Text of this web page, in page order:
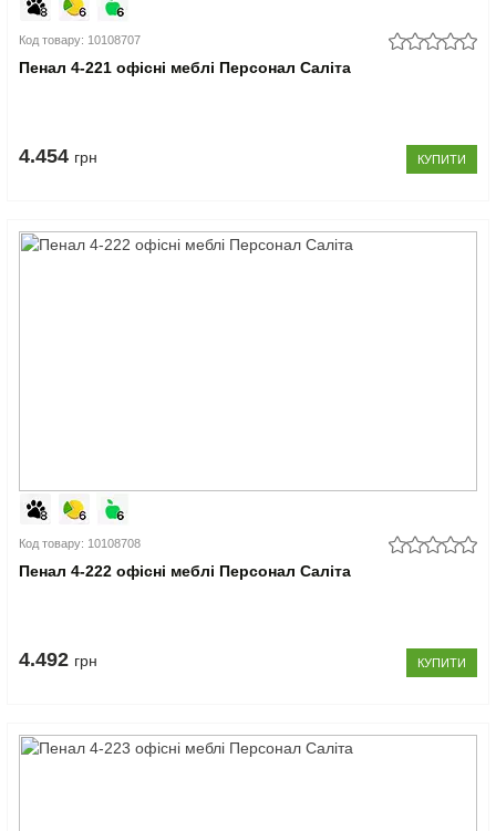
Код товару: 10108707
Пенал 4-221 офісні меблі Персонал Саліта
4.454 грн КУПИТИ
Код товару: 10108708
Пенал 4-222 офісні меблі Персонал Саліта
4.492 грн КУПИТИ